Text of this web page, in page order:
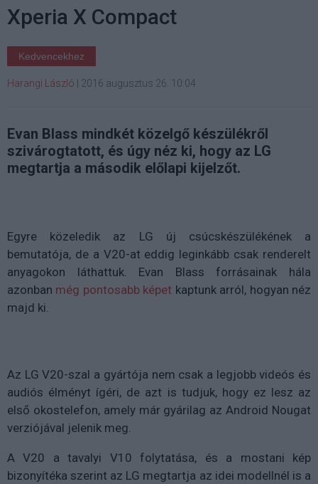
Xperia X Compact
Kedvencekhez
Harangi László | 2016 augusztus 26. 10:04
Evan Blass mindkét közelgő készülékről
szivárogtatott, és úgy néz ki, hogy az LG
megtartja a második előlapi kijelzőt.
Egyre közeledik az LG új csúcskészülékének a
bemutatója, de a V20-at eddig leginkább csak renderelt
anyagokon láthattuk. Evan Blass forrásainak hála
azonban még pontosabb képet kaptunk arról, hogyan néz
majd ki.
Az LG V20-szal a gyártója nem csak a legjobb videós és
audiós élményt ígéri, de azt is tudjuk, hogy ez lesz az
első okostelefon, amely már gyárilag az Android Nougat
verziójával jelenik meg.
A V20 a tavalyi V10 folytatása, és a mostani kép
bizonyítéka szerint az LG megtartja az idei modellnél is a